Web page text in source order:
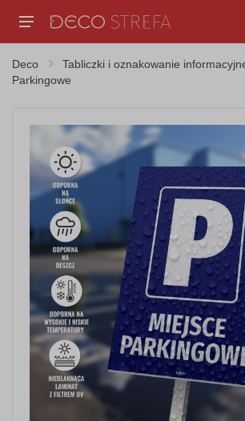
Deco
Tabliczki i oznakowanie
Parkingowe